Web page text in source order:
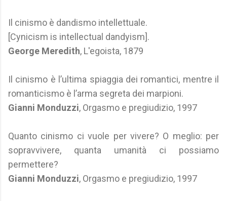
Il cinismo è dandismo intellettuale.
[Cynicism is intellectual dandyism].
George Meredith, L'egoista, 1879
Il cinismo è l’ultima spiaggia dei romantici, mentre il
romanticismo è l’arma segreta dei marpioni.
Gianni Monduzzi, Orgasmo e pregiudizio, 1997
Quanto cinismo ci vuole per vivere? O meglio: per
sopravvivere, quanta umanità ci possiamo
permettere?
Gianni Monduzzi, Orgasmo e pregiudizio, 1997